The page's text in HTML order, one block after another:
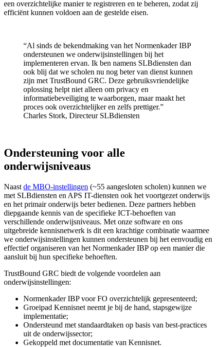
een overzichtelijke manier te registreren en te beheren, zodat zij
efficiënt kunnen voldoen aan de gestelde eisen.
“Al sinds de bekendmaking van het Normenkader IBP
ondersteunen we onderwijsinstellingen bij het
implementeren ervan. Ik ben namens SLBdiensten dan
ook blij dat we scholen nu nog beter van dienst kunnen
zijn met TrustBound GRC. Deze gebruiksvriendelijke
oplossing helpt niet alleen om privacy en
informatiebeveiliging te waarborgen, maar maakt het
proces ook overzichtelijker en zelfs prettiger.”
Charles Stork, Directeur SLBdiensten
Ondersteuning voor alle
onderwijsniveaus
Naast de MBO-instellingen (~55 aangesloten scholen) kunnen we
met SLBdiensten en APS IT-diensten ook het voortgezet onderwijs
en het primair onderwijs beter bedienen. Deze partners hebben
diepgaande kennis van de specifieke ICT-behoeften van
verschillende onderwijsniveaus. Met onze software en ons
uitgebreide kennisnetwerk is dit een krachtige combinatie waarmee
we onderwijsinstellingen kunnen ondersteunen bij het eenvoudig en
effectief organiseren van het Normenkader IBP op een manier die
aansluit bij hun specifieke behoeften.
TrustBound GRC biedt de volgende voordelen aan
onderwijsinstellingen:
Normenkader IBP voor FO overzichtelijk gepresenteerd;
Groeipad Kennisnet neemt je bij de hand, stapsgewijze
implementatie;
Ondersteund met standaardtaken op basis van best-practices
uit de onderwijssector;
Gekoppeld met documentatie van Kennisnet.